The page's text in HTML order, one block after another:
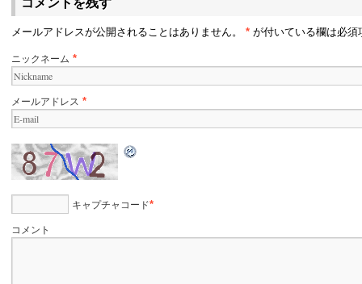
メールアドレスが公開されることはありません。 * が付いている欄は必須
ニックネーム *
メールアドレス *
キャプチャコード*
コメント